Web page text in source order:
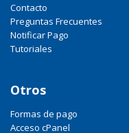
Contacto
Preguntas Frecuentes
Notificar Pago
Tutoriales
Otros
Formas de pago
Acceso cPanel